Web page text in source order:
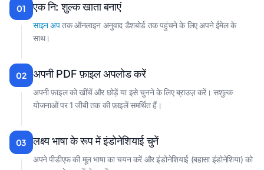
01 एक नि: शुल्क खाता बनाएं
साइन अपतक ऑनलाइन अनुवाद डैशबोर्ड तक पहुंचने के लिए अपने ईमेल के
साथ।
02 अपनी PDF फ़ाइल अपलोड करें
अपनी फ़ाइल को खींचें और छोड़ें या इसे चुनने के लिए ब्राउज़ करें। सशुल्क
योजनाओं पर 1 जीबी तक की फ़ाइलें समर्थित हैं।
03 लक्ष्य भाषा के रूप में इंडोनेशियाई चुनें
अपने पीडीएफ की मूल भाषा का चयन करें और इंडोनेशियाई (बहासा इंडोनेशिया) को